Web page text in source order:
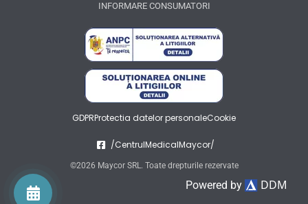
INFORMARE CONSUMATORI
GDPRProtectia datelor personaleCookie
/CentrulMedicalMaycor/
©2026 Maycor SRL. Toate drepturile rezervate
Powered by DDM